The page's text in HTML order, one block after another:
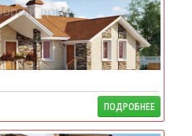
ПОДРОБНЕЕ